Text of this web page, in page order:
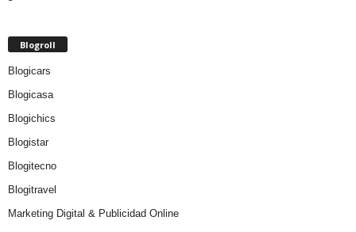
Blogroll
Blogicars
Blogicasa
Blogichics
Blogistar
Blogitecno
Blogitravel
Marketing Digital & Publicidad Online